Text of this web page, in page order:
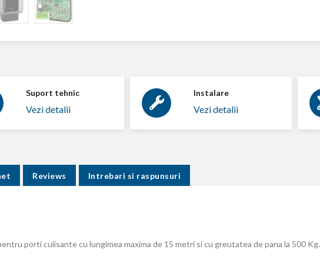
Suport tehnic
Vezi detalii
Instalare
Vezi detalii
Reviews Intrebari si raspunsuri
porti culisante cu lungimea maxima de 15 metri si cu greutatea de pana la 500 Kg.